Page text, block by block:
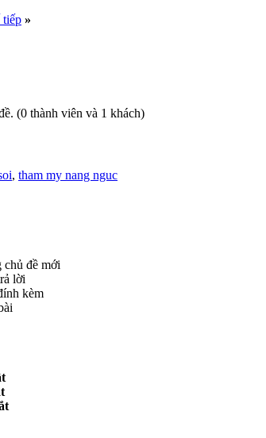
tiếp »
(0 thành viên và 1 khách)
, tham my nang nguc
chủ đề mới
lời
kèm